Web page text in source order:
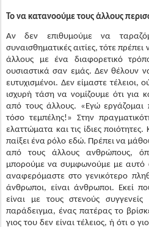
ουσιαστικά σαν εμάς. Δεν θέλουν
ισχυρή τάση να νομίζουμε ότι για
από τους άλλους. «Εγώ εργάζομαι
τόσο τεμπέλης!» Στην
ελαττώματα και τις ίδιες
παίξει ένα ρόλο εδώ. Πρέπει να
από τους άλλους ανθρώπους,
μπορούμε να συμφωνούμε με αυτό
αναφερόμαστε στο γενικότερο
άνθρωποι, είναι άνθρωποι. Εκεί
είναι με τους στενούς
παράδειγμα, ένας πατέρας το
γιος του δεν είναι τέλειος, ή ότι ο
ενδεχομένως το αντίγραφό του.
συμφωνούμε ότι κανείς δεν είναι
είναι τέλειος δε θα έπρεπε να
γραμμές, θέλετε τα παιδιά
συμπεριφέρονται σαν εσάς. Η